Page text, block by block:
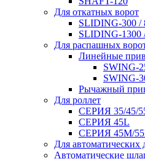
Для откатных ворот
SLIDING-300 /
SLIDING-1300
Для распашных
Линейные
SWING-
SWING-
Рычажный
Для роллет
СЕРИЯ 35/45/
СЕРИЯ 45L
СЕРИЯ 45М/
Для автоматических
Автоматические